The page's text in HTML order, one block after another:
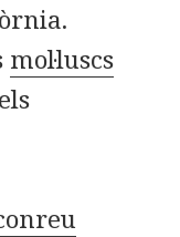
mol·luscs